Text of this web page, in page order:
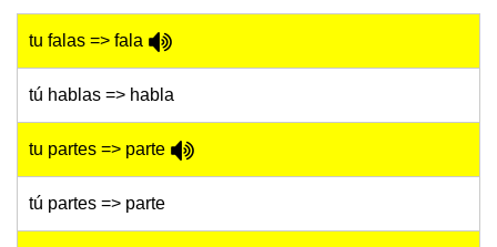
tu falas => fala
tú hablas => habla
tu partes => parte
tú partes => parte